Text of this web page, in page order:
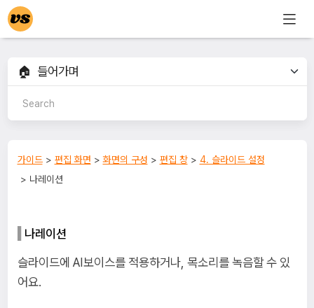
가이드> 편집 화면 >화면의 구성 > 편집 창> 4. 슬라이드 설정
> 나레이션
나레이션
슬라이드에 AI보이스를 적용하거나, 목소리를 녹음할 수 있
어요.